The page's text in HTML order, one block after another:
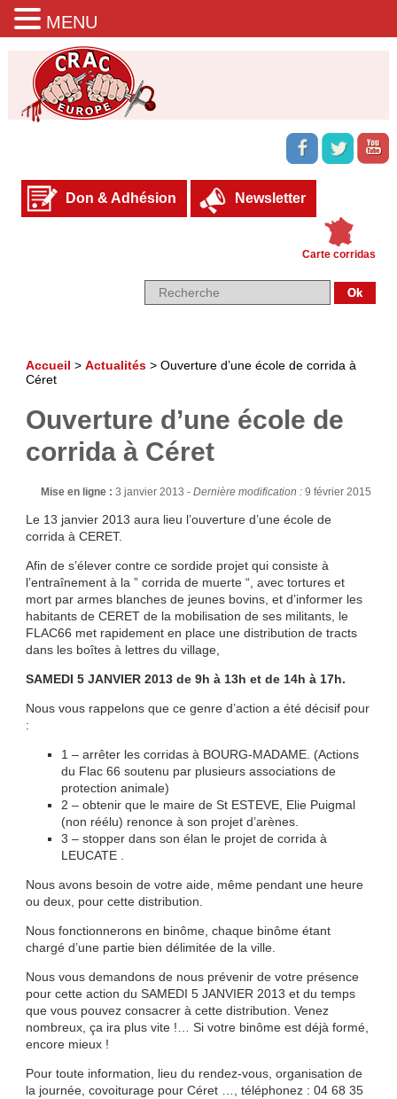
Don & Adhésion Newsletter
Carte corridas
Accueil > Actualités> Ouverture d’une école de corrida à
Céret
Ouverture d’une école de
corrida à Céret
Mise en ligne :3 janvier 2013 -Dernière modification :9 février 2015
Le 13 janvier 2013 aura lieu l’ouverture d’une école de
corrida à CERET.
Afin de s’élever contre ce sordide projet qui consiste à
l’entraînement à la ” corrida de muerte “, avec tortures et
mort par armes blanches de jeunes bovins, et d’informer les
habitants de CERET de la mobilisation de ses militants, le
FLAC66 met rapidement en place une distribution de tracts
dans les boîtes à lettres du village,
SAMEDI 5 JANVIER 2013 de 9h à 13h et de 14h à 17h.
Nous vous rappelons que ce genre d’action a été décisif pour
:
1 – arrêter les corridas à BOURG-MADAME. (Actions
du Flac 66 soutenu par plusieurs associations de
protection animale)
2 – obtenir que le maire de St ESTEVE, Elie Puigmal
(non réélu) renonce à son projet d’arènes.
3 – stopper dans son élan le projet de corrida à
LEUCATE .
Nous avons besoin de votre aide, même pendant une heure
ou deux, pour cette distribution.
Nous fonctionnerons en binôme, chaque binôme étant
chargé d’une partie bien délimitée de la ville.
Nous vous demandons de nous prévenir de votre présence
pour cette action du SAMEDI 5 JANVIER 2013 et du temps
que vous pouvez consacrer à cette distribution. Venez
nombreux, ça ira plus vite !… Si votre binôme est déjà formé,
encore mieux !
Pour toute information, lieu du rendez-vous, organisation de
la journée, covoiturage pour Céret …, téléphonez : 04 68 35
MENU